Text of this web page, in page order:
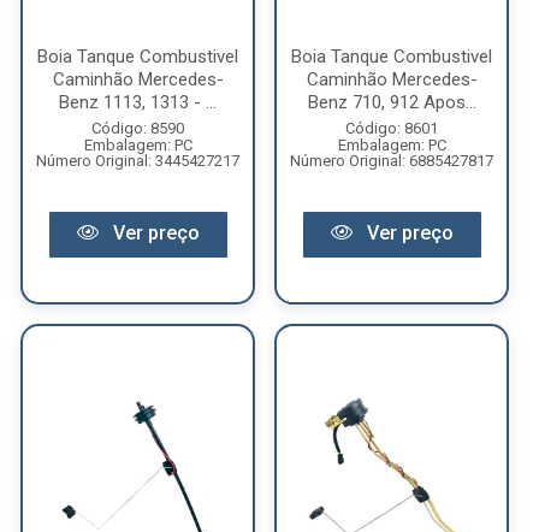
Boia Tanque Combustivel
Caminhão Mercedes-
Benz 1113, 1313 - ...
Código: 8590
Embalagem: PC
Número Original: 3445427217
Ver preço
Boia Tanque Combustivel
Caminhão Mercedes-
Benz 710, 912 Apos...
Código: 8601
Embalagem: PC
Número Original: 6885427817
Ver preço